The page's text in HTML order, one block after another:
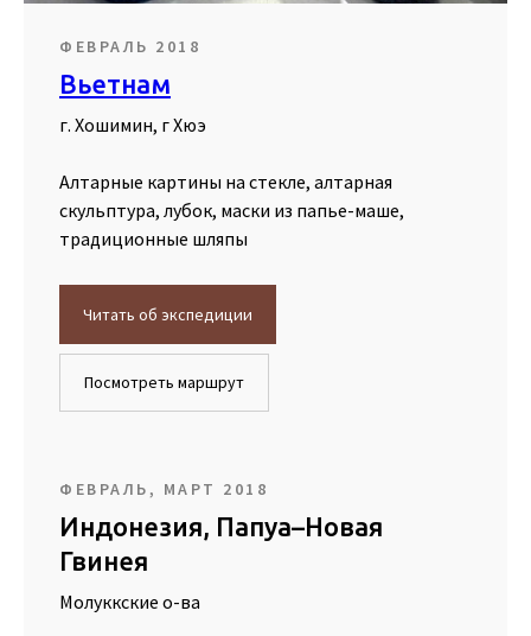
ФЕВРАЛЬ 2018
Вьетнам
г. Хошимин, г Хюэ
Алтарные картины на стекле, алтарная
скульптура, лубок, маски из папье-маше,
традиционные шляпы
Читать об экспедиции
Посмотреть маршрут
ФЕВРАЛЬ, МАРТ 2018
Индонезия, Папуа–Новая
Гвинея
Молуккские о-ва